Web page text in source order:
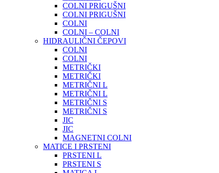
COLNI PRIGUŠNI
COLNI PRIGUŠNI
COLNI
COLNI – COLNI
HIDRAULIČNI ČEPOVI
COLNI
COLNI
METRIČKI
METRIČKI
METRIČNI L
METRIČNI L
METRIČNI S
METRIČNI S
JIC
JIC
MAGNETNI COLNI
MATICE I PRSTENI
PRSTENI L
PRSTENI S